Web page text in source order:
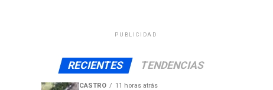
PUBLICIDAD
RECIENTES TENDENCIAS
CASTRO 11 horas atrás